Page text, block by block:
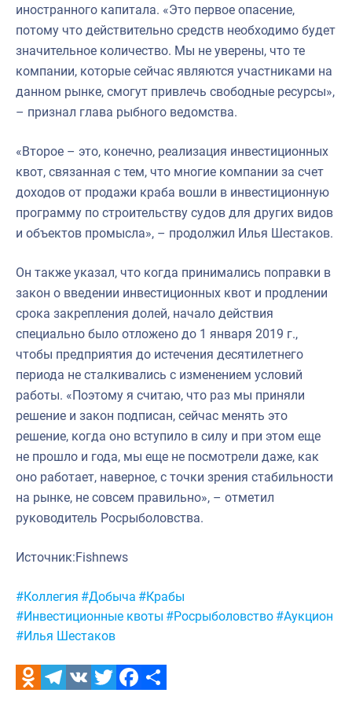
иностранного капитала. «Это первое опасение,
потому что действительно средств необходимо будет
значительное количество. Мы не уверены, что те
компании, которые сейчас являются участниками на
данном рынке, смогут привлечь свободные ресурсы»,
– признал глава рыбного ведомства.
«Второе – это, конечно, реализация инвестиционных
квот, связанная с тем, что многие компании за счет
доходов от продажи краба вошли в инвестиционную
программу по строительству судов для других видов
и объектов промысла», – продолжил Илья Шестаков.
Он также указал, что когда принимались поправки в
закон о введении инвестиционных квот и продлении
срока закрепления долей, начало действия
специально было отложено до 1 января 2019 г.,
чтобы предприятия до истечения десятилетнего
периода не сталкивались с изменением условий
работы. «Поэтому я считаю, что раз мы приняли
решение и закон подписан, сейчас менять это
решение, когда оно вступило в силу и при этом еще
не прошло и года, мы еще не посмотрели даже, как
оно работает, наверное, с точки зрения стабильности
на рынке, не совсем правильно», – отметил
руководитель Росрыболовства.
Источник:Fishnews
Метки:
#Коллегия #Добыча #Крабы
#Инвестиционные квоты #Росрыболовство #Аукцион
#Илья Шестаков